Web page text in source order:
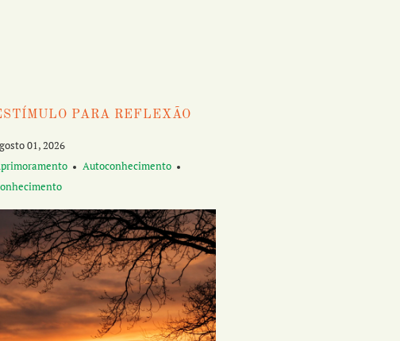
PARA REFLEXÃO
01, 2026
Autoconhecimento